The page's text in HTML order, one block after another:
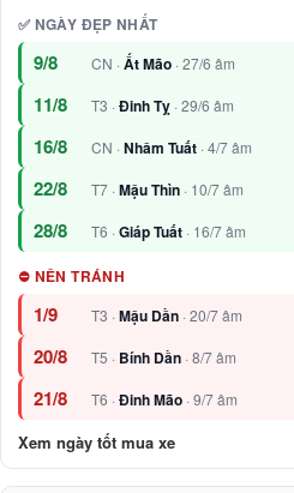
✅ NGÀY ĐẸP NHẤT
9/8 CN · Ất Mão · 27/6 âm
11/8 T3 · Đinh Tỵ · 29/6 âm
16/8 CN · Nhâm Tuất · 4/7 âm
22/8 T7 · Mậu Thìn · 10/7 âm
28/8 T6 · Giáp Tuất · 16/7 âm
⛔ NÊN TRÁNH
1/9 T3 ·Mậu Dần · 20/7 âm
20/8 T5 · Bính Dần · 8/7 âm
21/8 T6 ·Đinh Mão · 9/7 âm
Xem ngày tốt mua xe